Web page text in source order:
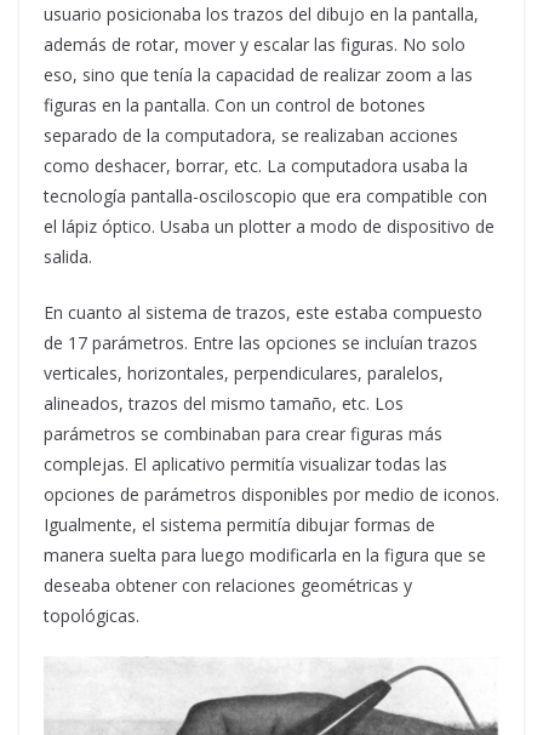
usuario posicionaba los trazos del dibujo en la pantalla,
además de rotar, mover y escalar las figuras. No solo
eso, sino que tenía la capacidad de realizar zoom a las
figuras en la pantalla. Con un control de botones
separado de la computadora, se realizaban acciones
como deshacer, borrar, etc. La computadora usaba la
tecnología pantalla-osciloscopio que era compatible con
el lápiz óptico. Usaba un plotter a modo de dispositivo de
salida.
En cuanto al sistema de trazos, este estaba compuesto
de 17 parámetros. Entre las opciones se incluían trazos
verticales, horizontales, perpendiculares, paralelos,
alineados, trazos del mismo tamaño, etc. Los
parámetros se combinaban para crear figuras más
complejas. El aplicativo permitía visualizar todas las
opciones de parámetros disponibles por medio de iconos.
Igualmente, el sistema permitía dibujar formas de
manera suelta para luego modificarla en la figura que se
deseaba obtener con relaciones geométricas y
topológicas.